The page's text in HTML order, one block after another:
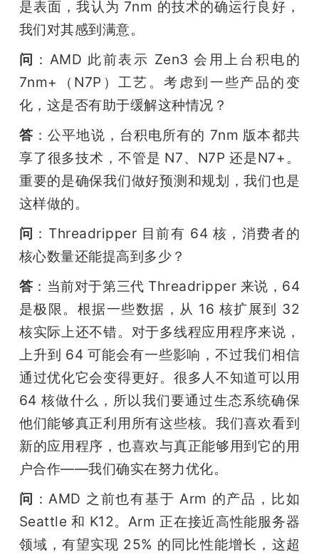
是表面，我认为 7nm 的技术的确运行良好，
我们对其感到满意。
问 ：AMD 此前表示 Zen3 会用上台积电的
7nm+（N7P）工艺。考虑到一些产品的变
化，这是否有助于缓解这种情况？
答 ：公平地说，台积电所有的 7nm 版本都共
享了很多技术，不管是 N7、N7P 还是N7+。
重要的是确保我们做好预测和规划，我们也是
这样做的。
问 ：Threadripper 目前有 64 核，消费者的
核心数量还能提高到多少？
答 ：当前对于第三代 Threadripper 来说，64
是极限。根据一些数据，从 16 核扩展到 32
核实际上还不错。对于多线程应用程序来说，
上升到 64 可能会有一些影响，不过我们相信
通过优化它会变得更好。很多人不知道可以用
64 核做什么，所以我们要通过生态系统确保
他们能够真正利用所有这些核。我们喜欢看到
新的应用程序，也喜欢与真正能够用到它的用
户合作——我们确实在努力优化。
问 ：AMD 之前也有基于 Arm 的产品，比如
Seattle 和 K12。Arm 正在接近高性能服务器
领域，有望实现 25% 的同比性能增长，这超